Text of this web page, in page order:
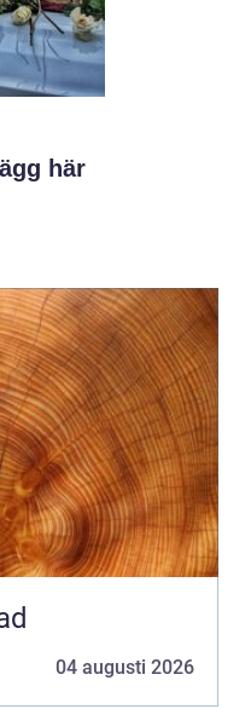
här
04 augusti 2026